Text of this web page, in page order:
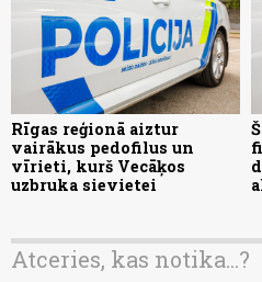
Rīgas reģionā aiztur
vairākus pedofilus un
vīrieti, kurš Vecāķos
uzbruka sievietei
Atceries, kas notika...?